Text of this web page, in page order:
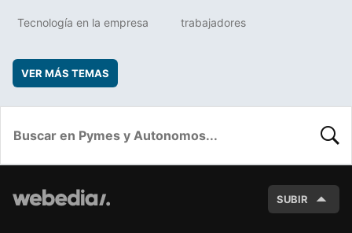
Tecnología en la empresa trabajadores
VER MÁS TEMAS
SUBIR